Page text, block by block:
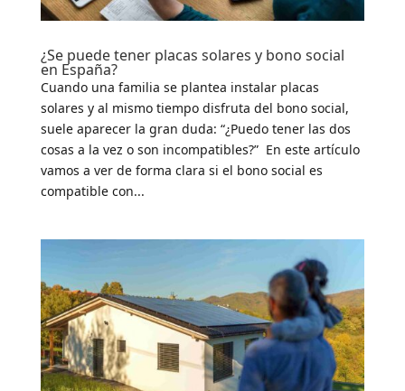
¿Se puede tener placas solares y bono social
en España?
Cuando una familia se plantea instalar placas
solares y al mismo tiempo disfruta del bono social,
suele aparecer la gran duda: “¿Puedo tener las dos
cosas a la vez o son incompatibles?” En este artículo
vamos a ver de forma clara si el bono social es
compatible con...